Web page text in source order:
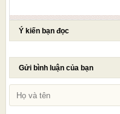
Ý kiến bạn đọc
Gửi bình luận của bạn